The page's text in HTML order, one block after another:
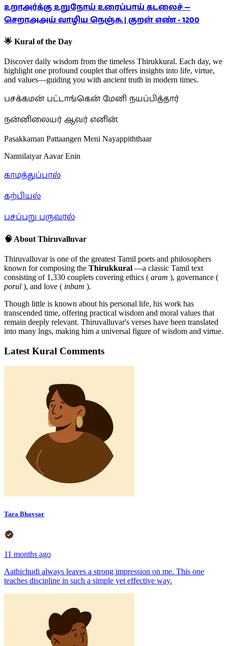
உறாஅர்க்கு உறுநோய் உரைப்பாய் கடலைச் —
செறாஅஅய் வாழிய நெஞ்சு. | குறள் எண் -1200
🌟 Kural of the Day
Discover daily wisdom from the timeless Thirukkural. Each day, we
highlight one profound couplet that offers insights into life, virtue,
and values—guiding you with ancient truth in modern times.
பசக்கமன் பட்டாங்கென் மேனி நயப்பித்தார்
நன்னிலையர் ஆவர் எனின்.
Pasakkaman Pattaangen Meni Nayappiththaar
Nannilaiyar Aavar Enin
காமத்துப்பால்
கற்பியல்
பசப்புறு பருவரல்
🧠 About Thiruvalluvar
Thiruvalluvar is one of the greatest Tamil poets and philosophers
known for composing the Thirukkural —a classic Tamil text
consisting of 1,330 couplets covering ethics ( aram ), governance (
porul ), and love ( inbam ).
Though little is known about his personal life, his work has
transcended time, offering practical wisdom and moral values that
remain deeply relevant. Thiruvalluvar's verses have been translated
into many lngs, making him a universal figure of wisdom and virtue.
Latest Kural Comments
Tara Bhavsar
11 months ago
Aathichudi always leaves a strong impression on me. This one
teaches discipline in such a simple yet effective way.